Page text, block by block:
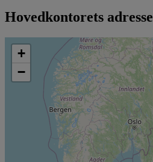
Hovedkontorets adresse
+
−